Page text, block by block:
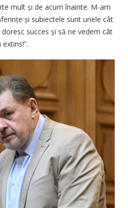
mult și de acum înainte. M-am
și subiectele sunt unele cât
succes și să ne vedem cât